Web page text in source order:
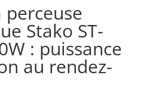
perceuse
Stako ST-
: puissance
au rendez-